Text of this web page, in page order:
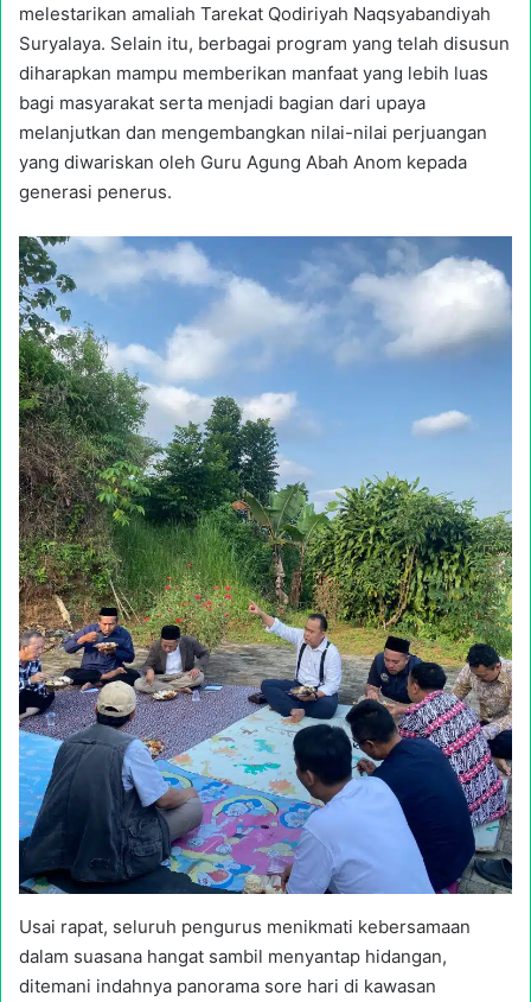
melestarikan amaliah Tarekat Qodiriyah Naqsyabandiyah
Suryalaya. Selain itu, berbagai program yang telah disusun
diharapkan mampu memberikan manfaat yang lebih luas
bagi masyarakat serta menjadi bagian dari upaya
melanjutkan dan mengembangkan nilai-nilai perjuangan
yang diwariskan oleh Guru Agung Abah Anom kepada
generasi penerus.
Usai rapat, seluruh pengurus menikmati kebersamaan
dalam suasana hangat sambil menyantap hidangan,
ditemani indahnya panorama sore hari di kawasan